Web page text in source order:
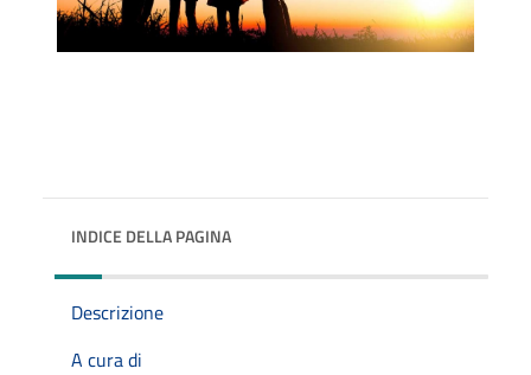
INDICE DELLA PAGINA
Descrizione
A cura di